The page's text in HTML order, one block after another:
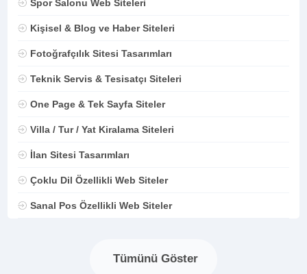
Spor Salonu Web Siteleri
Kişisel & Blog ve Haber Siteleri
Fotoğrafçılık Sitesi Tasarımları
Teknik Servis & Tesisatçı Siteleri
One Page & Tek Sayfa Siteler
Villa / Tur / Yat Kiralama Siteleri
İlan Sitesi Tasarımları
Çoklu Dil Özellikli Web Siteler
Sanal Pos Özellikli Web Siteler
Tümünü Göster